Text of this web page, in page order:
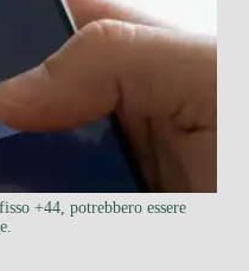
+44, potrebbero essere